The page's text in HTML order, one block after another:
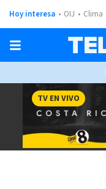
Hoy interesa OIJ Clima
TV EN VIVO